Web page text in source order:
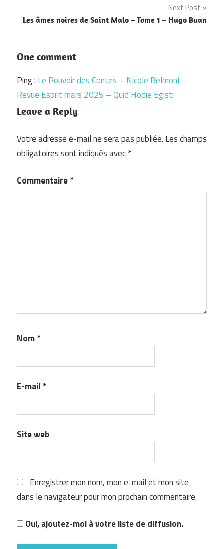
l’article
Next Post
Les âmes noires de Saint Malo – Tome 1 – Hugo Buan
One comment
Ping : Le Pouvoir des Contes – Nicole Belmont –
Revue Esprit mars 2025 – Quid Hodie Egisti
Leave a Reply
Votre adresse e-mail ne sera pas publiée. Les champs
obligatoires sont indiqués avec*
Commentaire*
Nom*
E-mail*
Site web
Enregistrer mon nom, mon e-mail et mon site
dans le navigateur pour mon prochain commentaire.
Oui, ajoutez-moi à votre liste de diffusion.